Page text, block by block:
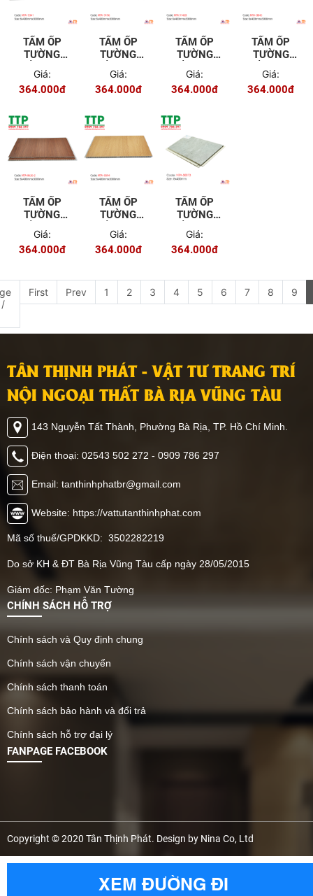
TẤM ỐP
TƯỜNG
9341
Giá:
364.000đ
TẤM ỐP
TƯỜNG
9196
Giá:
364.000đ
TẤM ỐP
TƯỜNG
9145B
Giá:
364.000đ
TẤM ỐP
TƯỜNG
8845
Giá:
364.000đ
TẤM ỐP
TƯỜNG
TRẦN NTA
8626-2
Giá:
364.000đ
TẤM ỐP
TƯỜNG
TRẦN NTA
8594
Giá:
364.000đ
TẤM ỐP
TƯỜNG
TRẦN NTA
58013
Giá:
364.000đ
First Prev 1 2 3 4 5 6 7 8 9
TÂN THỊNH PHÁT - VẬT TƯ TRANG TRÍ
NỘI NGOẠI THẤT BÀ RỊA VŨNG TÀU
143 Nguyễn Tất Thành, Phường Bà Rịa, TP. Hồ Chí Minh.
Điện thoại: 02543 502 272 - 0909 786 297
Email: tanthinhphatbr@gmail.com
Website: https://vattutanthinhphat.com
Mã số thuế/GPDKKD: 3502282219
Do sở KH & ĐT Bà Rịa Vũng Tàu cấp ngày 28/05/2015
Giám đốc: Phạm Văn Tường
CHÍNH SÁCH HỖ TRỢ
Chính sách và Quy định chung
Chính sách vận chuyển
Chính sách thanh toán
Chính sách bảo hành và đổi trả
Chính sách hỗ trợ đại lý
FANPAGE FACEBOOK
Copyright © 2020 Tân Thịnh Phát. Design by Nina Co, Ltd
XEM ĐƯỜNG ĐI